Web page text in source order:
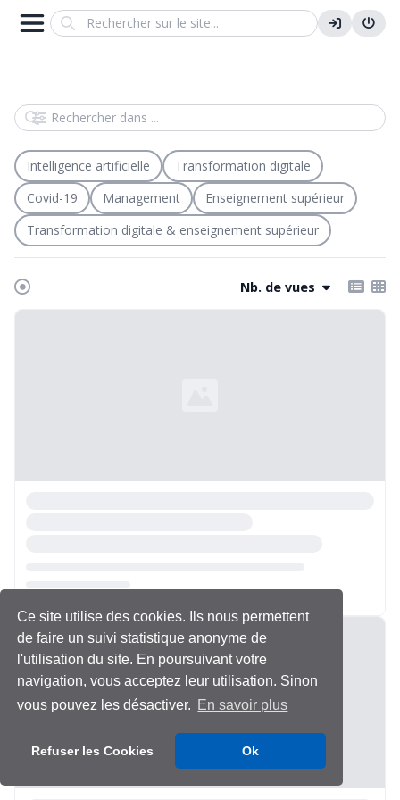
Ce site utilise des cookies. Ils nous permettent
de faire un suivi statistique anonyme de
l'utilisation du site. En poursuivant votre
navigation, vous acceptez leur utilisation. Sinon
vous pouvez les désactiver. En savoir plus
Refuser les Cookies Ok
Search
Rechercher dans
Intelligence artificielle
Transformation digitale
Covid-19
Management
Enseignement supérieur
Transformation digitale & enseignement supérieur
Nb. de vues
Chargement...